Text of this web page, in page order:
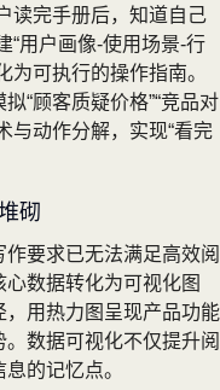
读完手册后，知道自己
“用户画像-使用场景-行
为可执行的操作指南。
“顾客质疑价格”“竞品对
与动作分解，实现“看完
砌
要求已无法满足高效阅
数据转化为可视化图
用热力图呈现产品功能
数据可视化不仅提升阅
的记忆点。